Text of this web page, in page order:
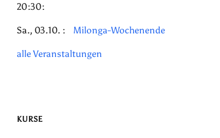
20:30:
Sa., 03.10. : Milonga-Wochenende
alle Veranstaltungen
KURSE